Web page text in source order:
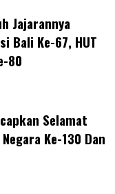
Jajarannya
Bali Ke-67, HUT
80
Selamat
Ke-130 Dan